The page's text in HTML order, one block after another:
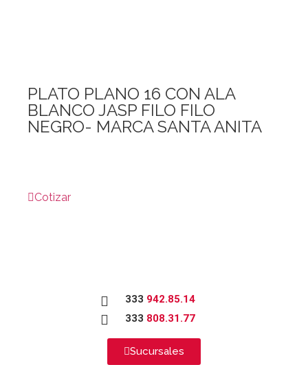
PLATO PLANO 16 CON ALA
BLANCO JASP FILO FILO
NEGRO- MARCA SANTA ANITA
Cotizar
333 942.85.14
333 808.31.77
Sucursales